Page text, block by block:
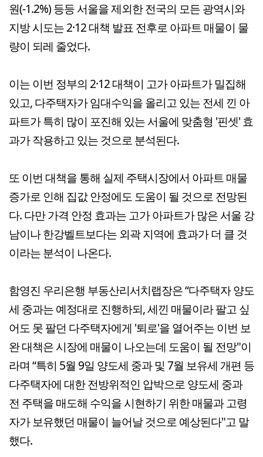
원(-1.2%) 등등 서울을 제외한 전국의 모든 광역시와
지방 시도는 2·12 대책 발표 전후로 아파트 매물이 물
량이 되레 줄었다.
이는 이번 정부의 2·12 대책이 고가 아파트가 밀집해
있고, 다주택자가 임대수익을 올리고 있는 전세 낀 아
파트가 특히 많이 포진해 있는 서울에 맞춤형 '핀셋' 효
과가 작용하고 있는 것으로 분석된다.
또 이번 대책을 통해 실제 주택시장에서 아파트 매물
증가로 인해 집값 안정에도 도움이 될 것으로 전망된
다. 다만 가격 안정 효과는 고가 아파트가 많은 서울 강
남이나 한강벨트보다는 외곽 지역에 효과가 더 클 것
이라는 분석이 나온다.
함영진 우리은행 부동산리서치랩장은 “다주택자 양도
세 중과는 예정대로 진행하되, 세낀 매물이라 팔고 싶
어도 못 팔던 다주택자에게 '퇴로'을 열어주는 이번 보
완 대책은 시장에 매물이 나오는데 도움이 될 전망"이
라며 “특히 5월 9일 양도세 중과 및 7월 보유세 개편 등
다주택자에 대한 전방위적인 압박으로 양도세 중과
전 주택을 매도해 수익을 시현하기 위한 매물과 고령
자가 보유했던 매물이 늘어날 것으로 예상된다"고 말
했다.